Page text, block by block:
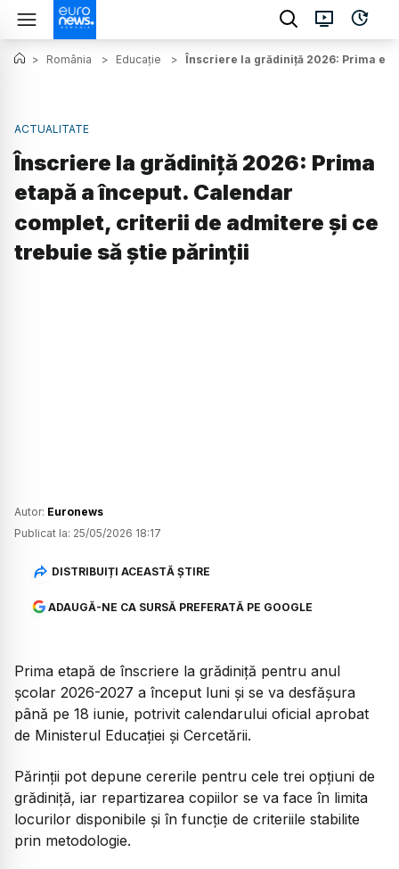
> România > Educație > Înscriere la grădiniță 2026: Prima
ACTUALITATE
Înscriere la grădiniță 2026: Prima
etapă a început. Calendar
complet, criterii de admitere și ce
trebuie să știe părinții
Autor: Euronews
Publicat la: 25/05/2026 18:17
DISTRIBUIȚI ACEASTĂ ȘTIRE
ADAUGĂ-NE CA SURSĂ PREFERATĂ PE GOOGLE
Prima etapă de înscriere la grădiniță pentru anul
școlar 2026-2027 a început luni și se va desfășura
până pe 18 iunie, potrivit calendarului oficial aprobat
de Ministerul Educației și Cercetării.
Părinții pot depune cererile pentru cele trei opțiuni de
grădiniță, iar repartizarea copiilor se va face în limita
locurilor disponibile și în funcție de criteriile stabilite
prin metodologie.